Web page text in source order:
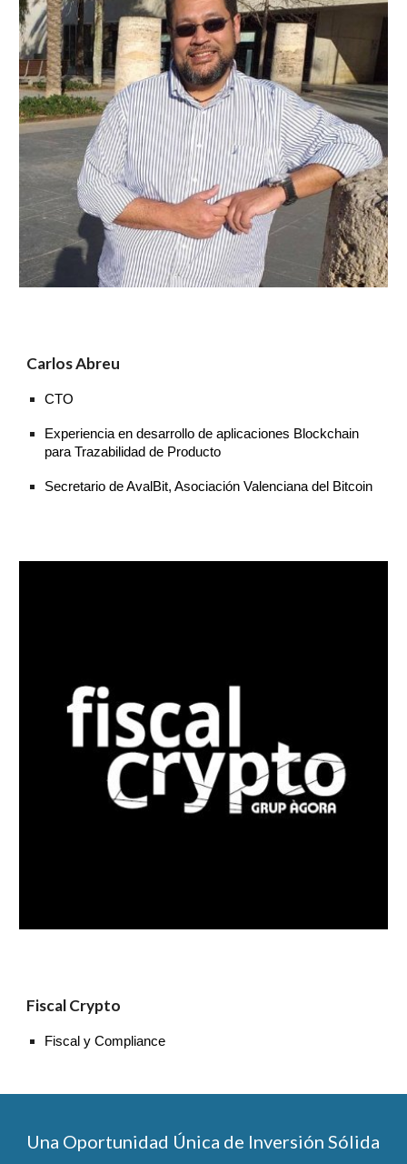
Carlos Abreu
CTO
Experiencia en desarrollo de aplicaciones Blockchain
para Trazabilidad de Producto
Secretario de AvalBit, Asociación Valenciana del Bitcoin
Fiscal Crypto
Fiscal y Compliance
Una Oportunidad Única de Inversión Sólida